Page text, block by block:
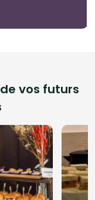
vos futurs